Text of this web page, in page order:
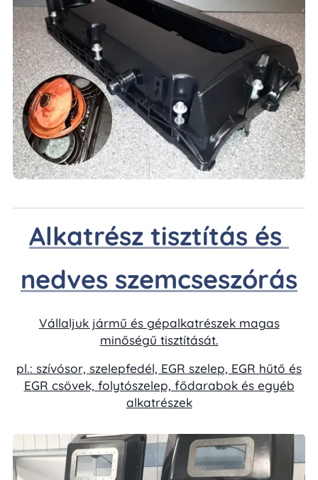
Alkatrész tisztítás és
nedves szemcseszórás
Vállaljuk jármű és gépalkatrészek magas
minőségű tisztítását.
pl.: szívósor, szelepfedél, EGR szelep, EGR hűtő és
EGR csövek, folytószelep, fődarabok és egyéb
alkatrészek